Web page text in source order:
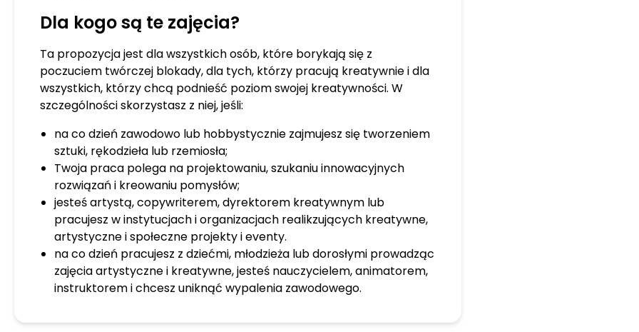
Dla kogo są te zajęcia?
Ta propozycja jest dla wszystkich osób, które borykają się z
poczuciem twórczej blokady, dla tych, którzy pracują kreatywnie i dla
wszystkich, którzy chcą podnieść poziom swojej kreatywności. W
szczególności skorzystasz z niej, jeśli:
na co dzień zawodowo lub hobbystycznie zajmujesz się tworzeniem
sztuki, rękodzieła lub rzemiosła;
Twoja praca polega na projektowaniu, szukaniu innowacyjnych
rozwiązań i kreowaniu pomysłów;
jesteś artystą, copywriterem, dyrektorem kreatywnym lub
pracujesz w instytucjach i organizacjach realikzujących kreatywne,
artystyczne i społeczne projekty i eventy.
na co dzień pracujesz z dziećmi, młodzieża lub dorosłymi prowadząc
zajęcia artystyczne i kreatywne, jesteś nauczycielem, animatorem,
instruktorem i chcesz uniknąć wypalenia zawodowego.